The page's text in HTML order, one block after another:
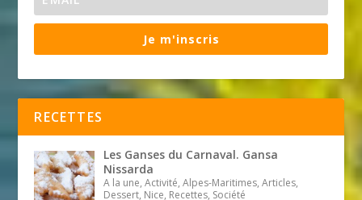
Je m'inscris
RECETTES
Les Ganses du Carnaval. Gansa
Nissarda
A la une, Activité, Alpes-Maritimes, Articles,
Dessert, Nice, Recettes, Société